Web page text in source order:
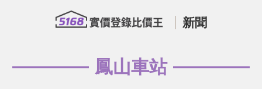
新聞
鳳山車站